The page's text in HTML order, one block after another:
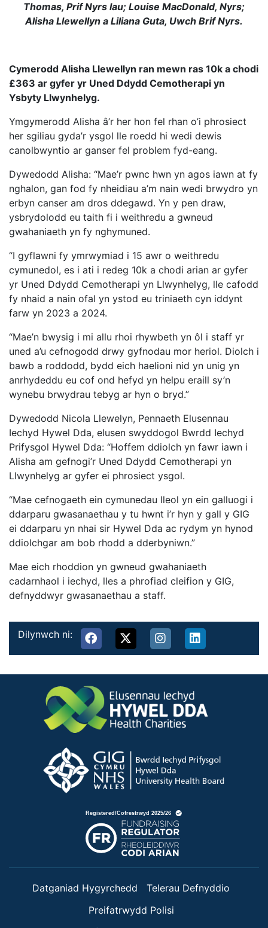
Thomas, Prif Nyrs Iau; Louise MacDonald, Nyrs;
Alisha Llewellyn a Liliana Guta, Uwch Brif Nyrs.
Cymerodd Alisha Llewellyn ran mewn ras 10k a chodi
£363 ar gyfer yr Uned Ddydd Cemotherapi yn
Ysbyty Llwynhelyg.
Ymgymerodd Alisha â’r her hon fel rhan o’i phrosiect
her sgiliau gyda’r ysgol lle roedd hi wedi dewis
canolbwyntio ar ganser fel problem fyd-eang.
Dywedodd Alisha: “Mae’r pwnc hwn yn agos iawn at fy
nghalon, gan fod fy nheidiau a’m nain wedi brwydro yn
erbyn canser am dros ddegawd. Yn y pen draw,
ysbrydolodd eu taith fi i weithredu a gwneud
gwahaniaeth yn fy nghymuned.
“I gyflawni fy ymrwymiad i 15 awr o weithredu
cymunedol, es i ati i redeg 10k a chodi arian ar gyfer
yr Uned Ddydd Cemotherapi yn Llwynhelyg, lle cafodd
fy nhaid a nain ofal yn ystod eu triniaeth cyn iddynt
farw yn 2023 a 2024.
“Mae’n bwysig i mi allu rhoi rhywbeth yn ôl i staff yr
uned a’u cefnogodd drwy gyfnodau mor heriol. Diolch i
bawb a roddodd, bydd eich haelioni nid yn unig yn
anrhydeddu eu cof ond hefyd yn helpu eraill sy’n
wynebu brwydrau tebyg ar hyn o bryd.”
Dywedodd Nicola Llewelyn, Pennaeth Elusennau
Iechyd Hywel Dda, elusen swyddogol Bwrdd Iechyd
Prifysgol Hywel Dda: “Hoffem ddiolch yn fawr iawn i
Alisha am gefnogi’r Uned Ddydd Cemotherapi yn
Llwynhelyg ar gyfer ei phrosiect ysgol.
“Mae cefnogaeth ein cymunedau lleol yn ein galluogi i
ddarparu gwasanaethau y tu hwnt i’r hyn y gall y GIG
ei ddarparu yn nhai sir Hywel Dda ac rydym yn hynod
ddiolchgar am bob rhodd a dderbyniwn.”
Mae eich rhoddion yn gwneud gwahaniaeth
cadarnhaol i iechyd, lles a phrofiad cleifion y GIG,
defnyddwyr gwasanaethau a staff.
Dilynwch ni:
Datganiad Hygyrchedd
Telerau Defnyddio
Preifatrwydd Polisi